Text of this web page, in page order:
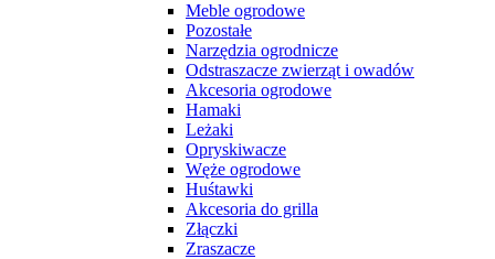
Meble ogrodowe
Pozostałe
Narzędzia ogrodnicze
Odstraszacze zwierząt i owadów
Akcesoria ogrodowe
Hamaki
Leżaki
Opryskiwacze
Węże ogrodowe
Huśtawki
Akcesoria do grilla
Złączki
Zraszacze